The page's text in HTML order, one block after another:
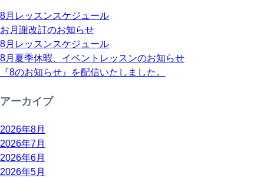
8月レッスンスケジュール
お月謝改訂のお知らせ
8月レッスンスケジュール
8月夏季休暇、イベントレッスンのお知らせ
『8のお知らせ』を配信いたしました。
アーカイブ
2026年8月
2026年7月
2026年6月
2026年5月